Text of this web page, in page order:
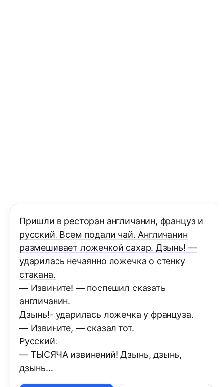
Пришли в ресторан англичанин, француз и
русский. Всем подали чай. Англичанин
размешивает ложечкой сахар. Дзынь! —
ударилась нечаянно ложечка о стенку
стакана.
— Извините! — поспешил сказать
англичанин.
Дзынь!- ударилась ложечка у француза.
— Извините, — сказал тот.
Русский:
— ТЫСЯЧА извинений! Дзынь, дзынь,
дзынь…